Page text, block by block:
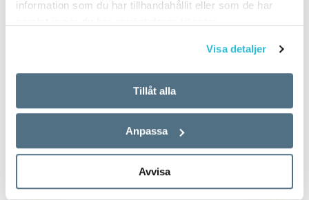
information som du har tillhandahållit eller som de har
Visa detaljer
Tillåt alla
Anpassa
Avvisa
läsning med vår app
TVÅ NUMMER FÖR 129 KR!